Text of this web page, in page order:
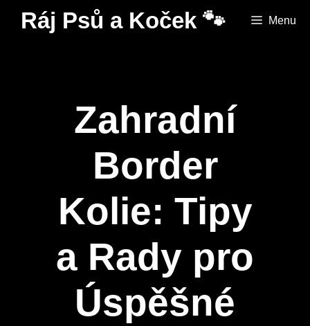
PřeskočitRáj Psů a Koček 🐾 Menu
Zahradní
Border
Kolie: Tipy
a Rady pro
Úspěšné